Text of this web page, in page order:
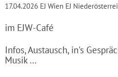
17.04.2026 EJ Wien EJ
im EJW-Café
Infos, Austausch, in's
Musik ...